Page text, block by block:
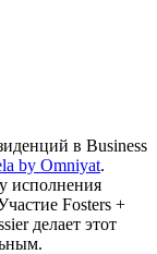
в Business
by Omniyat.
исполнения
Fosters +
делает этот